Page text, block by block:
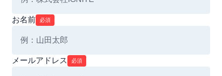
お名前 必須
メールアドレス 必須